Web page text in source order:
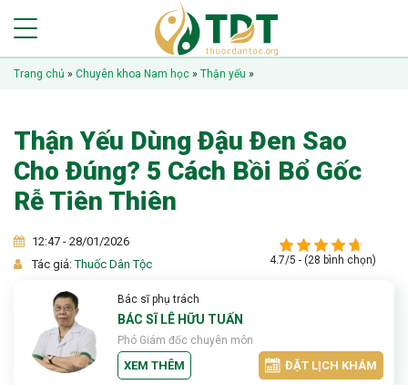
Trang chủ » Chuyên khoa Nam học » Thận yếu »
Thận Yếu Dùng Đậu Đen Sao
Cho Đúng? 5 Cách Bồi Bổ Gốc
Rễ Tiên Thiên
12:47 - 28/01/2026
Tác giả:Thuốc Dân Tộc 4.7/5 - (28 bình chọn)
Bác sĩ phụ trách
BÁC SĨ LÊ HỮU TUẤN
Phó Giám đốc chuyên môn
XEM THÊM ĐẶT LỊCH KHÁM